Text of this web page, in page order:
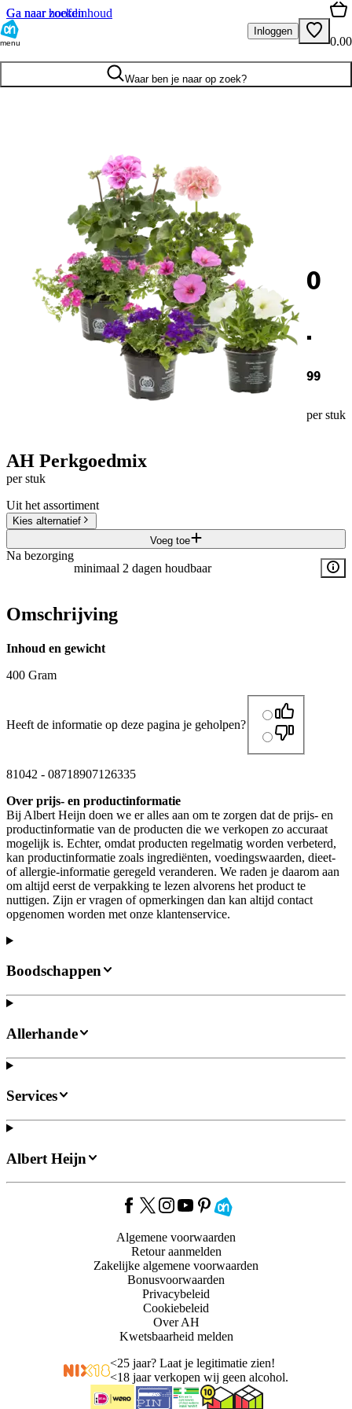
Ga naar hoofdinhoud
Ga naar zoeken
menu
Inloggen
0.00
Waar ben je naar op zoek?
0
.
99
per stuk
AH Perkgoedmix
per stuk
Uit het assortiment
Kies alternatief
Voeg toe
Na bezorging
minimaal 2 dagen houdbaar
Omschrijving
Inhoud en gewicht
400 Gram
Heeft de informatie op deze pagina je geholpen?
81042 - 08718907126335
Over prijs- en productinformatie
Bij Albert Heijn doen we er alles aan om te zorgen dat de prijs- en
productinformatie van de producten die we verkopen zo accuraat
mogelijk is. Echter, omdat producten regelmatig worden verbeterd,
kan productinformatie zoals ingrediënten, voedingswaarden, dieet-
of allergie-informatie geregeld veranderen. We raden je daarom aan
om altijd eerst de verpakking te lezen alvorens het product te
nuttigen. Zijn er vragen of opmerkingen dan kan altijd contact
opgenomen worden met onze klantenservice.
Boodschappen
Allerhande
Services
Albert Heijn
Algemene voorwaarden
Retour aanmelden
Zakelijke algemene voorwaarden
Bonusvoorwaarden
Privacybeleid
Cookiebeleid
Over AH
Kwetsbaarheid melden
<25 jaar? Laat je legitimatie zien!
<18 jaar verkopen wij geen alcohol.